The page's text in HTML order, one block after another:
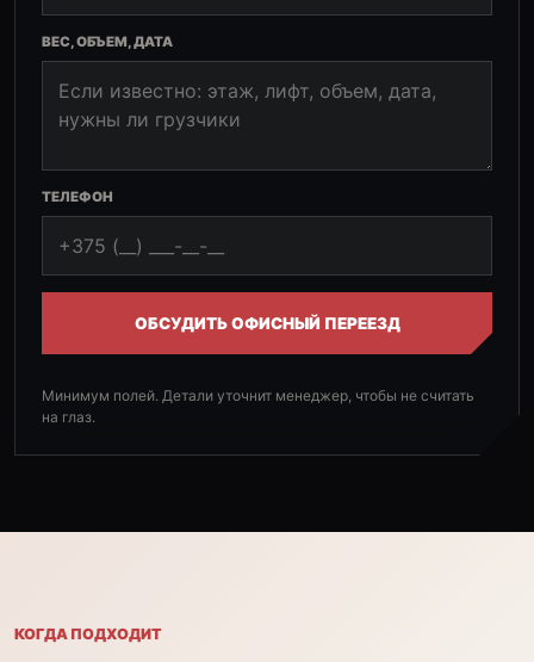
ВЕС, ОБЪЕМ, ДАТА
ТЕЛЕФОН
ОБСУДИТЬ ОФИСНЫЙ ПЕРЕЕЗД
Минимум полей. Детали уточнит менеджер, чтобы не считать
на глаз.
КОГДА ПОДХОДИТ